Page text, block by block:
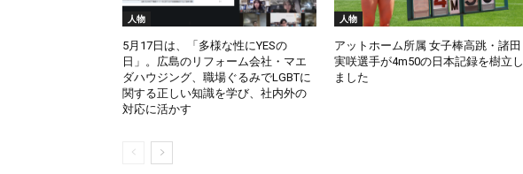
人物
5月17日は、「多様な性にYESの
日」。広島のリフォーム会社・マエ
ダハウジング、職場ぐるみでLGBTに
関する正しい知識を学び、社内外の
対応に活かす
人物
アットホーム所属 女子棒高跳・諸田
実咲選手が4m50の日本記録を樹立し
ました